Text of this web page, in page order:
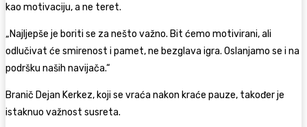
kao motivaciju, a ne teret.
„Najljepše je boriti se za nešto važno. Bit ćemo motivirani, ali
odlučivat će smirenost i pamet, ne bezglava igra. Oslanjamo se i na
podršku naših navijača.“
Branič Dejan Kerkez, koji se vraća nakon kraće pauze, također je
istaknuo važnost susreta.